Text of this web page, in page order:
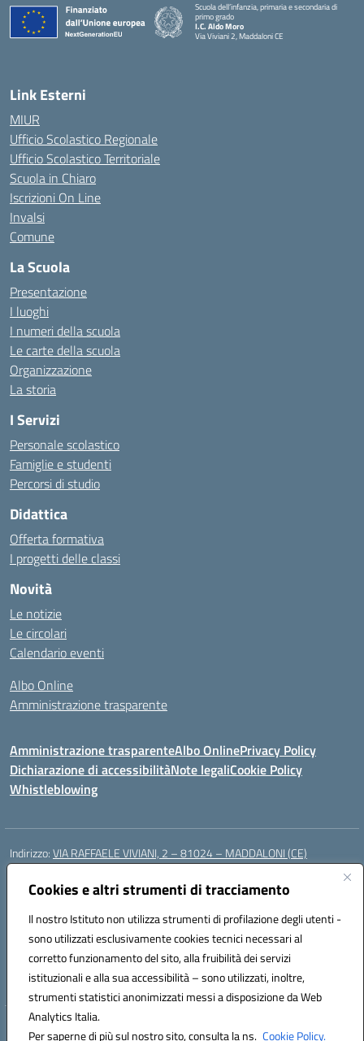
Cookies e altri strumenti di tracciamento
Il nostro Istituto non utilizza strumenti di profilazione degli utenti -
sono utilizzati esclusivamente cookies tecnici necessari al
corretto funzionamento del sito, alla fruibilità dei servizi
istituzionali e alla sua accessibilità – sono utilizzati, inoltre,
strumenti statistici anonimizzati messi a disposizione da Web
Analytics Italia.
Per saperne di più sul nostro sito, consulta la ns. Cookie Policy.
Scuola dell’infanzia, primaria e secondaria di
primo grado
I.C. Aldo Moro
Via Viviani 2, Maddaloni CE
Link Esterni
MIUR
Ufficio Scolastico Regionale
Ufficio Scolastico Territoriale
Scuola in Chiaro
Iscrizioni On Line
Invalsi
Comune
La Scuola
Presentazione
I luoghi
I numeri della scuola
Le carte della scuola
Organizzazione
La storia
I Servizi
Personale scolastico
Famiglie e studenti
Percorsi di studio
Didattica
Offerta formativa
I progetti delle classi
Novità
Le notizie
Le circolari
Calendario eventi
Albo Online
Amministrazione trasparente
Amministrazione trasparenteAlbo OnlinePrivacy Policy
Dichiarazione di accessibilitàNote legaliCookie Policy
Whistleblowing
Indirizzo:VIA RAFFAELE VIVIANI, 2 – 81024 – MADDALONI (CE)
Centralino:
Posta elettronica certificata (PEC):ceic8av00r@pec.istruzione.it
Codice fiscale: 93086020612
Codice meccanografico:CEIC8AV00R
Codice Indice delle Pubbliche Amministrazioni (IPA): icamm
Codice unico di fatturazione (CUF): UF8WE6
Hosting & Powered by 3D Solution S.r.l.